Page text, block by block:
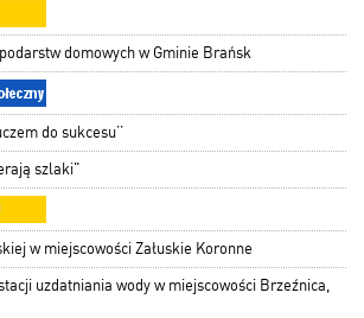
domowych w Gminie Brańsk
do sukcesu’’
szlaki"
w miejscowości Załuskie Koronne
uzdatniania wody w miejscowości Brzeźnica,